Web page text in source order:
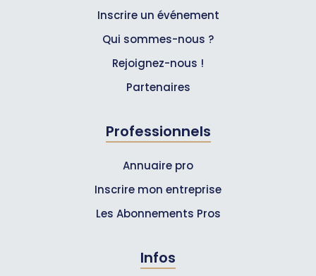
Inscrire un événement
Qui sommes-nous ?
Rejoignez-nous !
Partenaires
Professionnels
Annuaire pro
Inscrire mon entreprise
Les Abonnements Pros
Infos